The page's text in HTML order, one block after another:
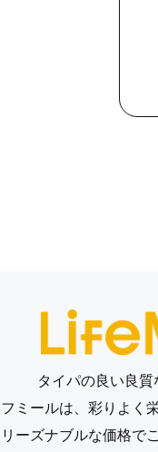
タイパの良い良質
ミールは、 彩りよく
リーズナブルな価格で